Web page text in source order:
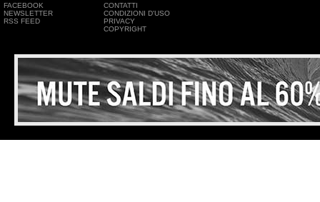
FACEBOOK
NEWSLETTER
RSS FEED
CONTATTI
CONDIZIONI D'USO
PRIVACY
COPYRIGHT